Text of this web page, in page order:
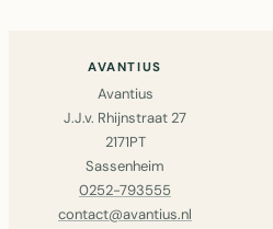
AVANTIUS
Avantius
J.J.v. Rhijnstraat 27
2171PT
Sassenheim
0252-793555
contact@avantius.nl